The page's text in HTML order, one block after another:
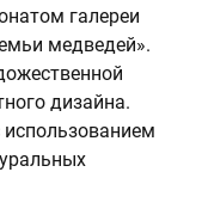
галереи
медведей».
дизайна.